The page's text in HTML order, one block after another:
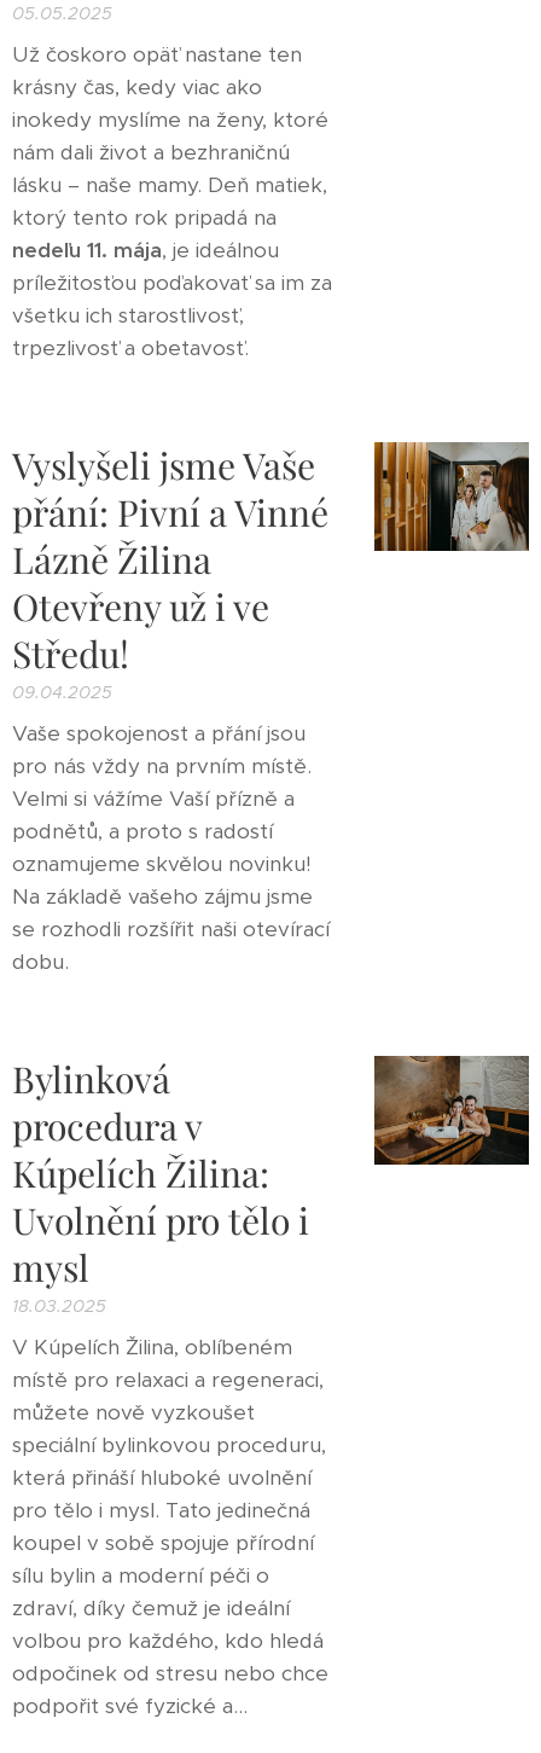
05.05.2025
Už čoskoro opäť nastane ten
krásny čas, kedy viac ako
inokedy myslíme na ženy, ktoré
nám dali život a bezhraničnú
lásku – naše mamy. Deň matiek,
ktorý tento rok pripadá na
nedeľu 11. mája, je ideálnou
príležitosťou poďakovať sa im za
všetku ich starostlivosť,
trpezlivosť a obetavosť.
Vyslyšeli jsme Vaše
přání: Pivní a Vinné
Lázně Žilina
Otevřeny už i ve
Středu!
09.04.2025
Vaše spokojenost a přání jsou
pro nás vždy na prvním místě.
Velmi si vážíme Vaší přízně a
podnětů, a proto s radostí
oznamujeme skvělou novinku!
Na základě vašeho zájmu jsme
se rozhodli rozšířit naši otevírací
dobu.
Bylinková
procedura v
Kúpelích Žilina:
Uvolnění pro tělo i
mysl
18.03.2025
V Kúpelích Žilina, oblíbeném
místě pro relaxaci a regeneraci,
můžete nově vyzkoušet
speciální bylinkovou proceduru,
která přináší hluboké uvolnění
pro tělo i mysl. Tato jedinečná
koupel v sobě spojuje přírodní
sílu bylin a moderní péči o
zdraví, díky čemuž je ideální
volbou pro každého, kdo hledá
odpočinek od stresu nebo chce
podpořit své fyzické a...